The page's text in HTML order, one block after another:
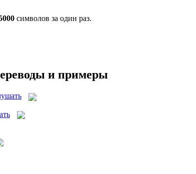
символов за один раз.
и примеры